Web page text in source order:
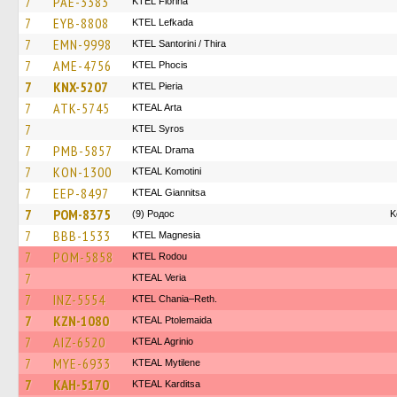
7 EYB-8808 KTEL Lefkada
7 EMN-9998 KTEL Santorini / Thira
7 AME-4756 ΚΤΕL Phocis
7 KNX-5207 KTEL Pieria
7 ATK-5745 KTEAL Arta
7 KTEL Syros
7 PMB-5857 KTEAL Drama
7 KON-1300 KTEAL Komotini
7 EEP-8497 KTEAL Giannitsa
7 POM-8375 (9) Родос
7 BBB-1533 ΚΤΕL Magnesia
7 POM-5858 ΚΤΕL Rodou
7 KTEAL Veria
7 INZ-5554 KTEL Chania–Reth.
7 KZN-1080 KTEAL Ptolemaida
7 AIZ-6520 KTEAL Agrinio
7 MYE-6933 KTEAL Mytilene
7 KAH-5170 KTEAL Karditsa